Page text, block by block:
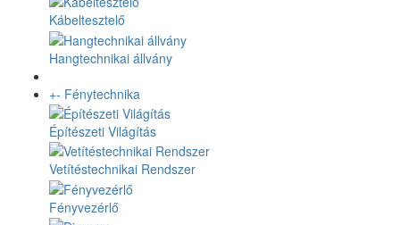
Kábeltesztelő
Hangtechnikai állvány
+- Fénytechnika
Építészeti Világítás
Vetítéstechnikai Rendszer
Fényvezérlő